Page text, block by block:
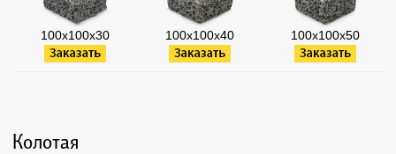
100х100х30 100х100х40 100х100х50
Колотая